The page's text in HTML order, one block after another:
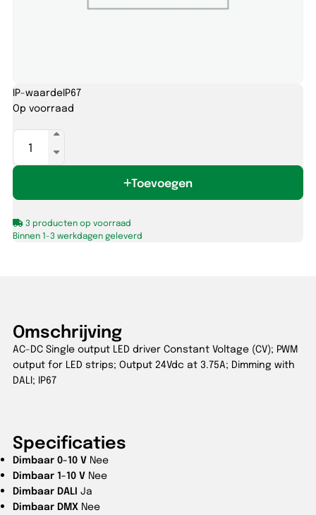
IP-waardeIP67
Op voorraad
AC-
LED
(CV)
Dim
Toevoegen
3 producten op voorraad
Binnen 1-3 werkdagen geleverd
Omschrijving
AC-DC Single output LED driver Constant Voltage (CV); PWM
output for LED strips; Output 24Vdc at 3.75A; Dimming with
DALI; IP67
Specificaties
Dimbaar 0-10 V Nee
Dimbaar 1-10 V Nee
Dimbaar DALI Ja
Dimbaar DMX Nee